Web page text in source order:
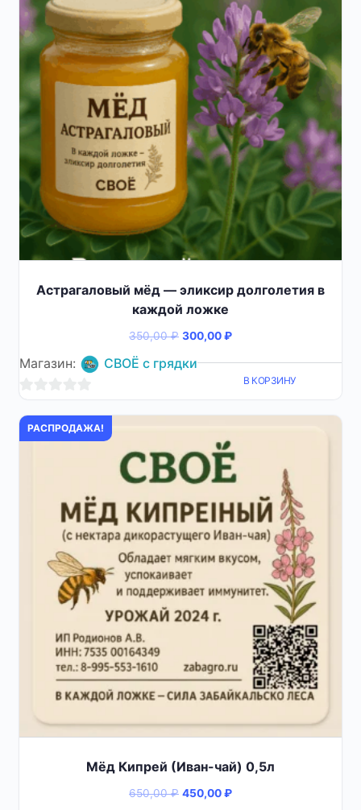
Астрагаловый мёд — эликсир долголетия в
каждой ложке
350,00₽ Первоначальная
составляла
300,00₽Текущая
300,00 ₽.
В КОРЗИНУ
Магазин: СВОЁ с грядки
из
5
РАСПРОДАЖА!
Мёд Кипрей (Иван-чай) 0,5л
650,00₽ Первоначальная
450,00₽Текущая